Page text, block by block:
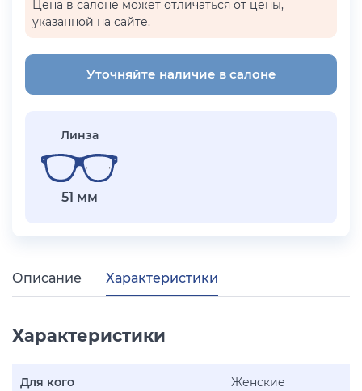
Цена в салоне может отличаться от цены,
указанной на сайте.
Уточняйте наличие в салоне
Линза
51 мм
Описание Характеристики
Характеристики
Для кого Женские